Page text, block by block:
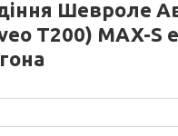
Шевроле
Т200) MAX-S